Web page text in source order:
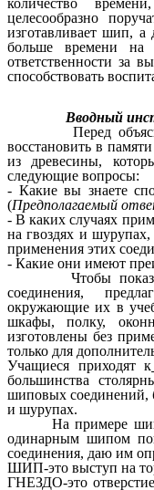
количество
целесообразно
изготавливает шип,
больше времени на
ответственности за
способствовать
Вводный
Перед
восстановить в
из древесины,
следующие вопросы:
- Какие вы знаете
(Предполагаемый
- В каких случаях
на гвоздях и
применения этих
- Какие они имеют
Чтобы показать,
соединения,
окружающие их в
шкафы, полку,
изготовлены без
только для
Учащиеся приходят к
большинства
шиповых соединений,
и шурупах.
На примере
одинарным шипом
соединения, даю им
ШИП-это выступ на
ГНЕЗДО-это